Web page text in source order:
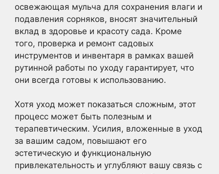
освежающая мульча для сохранения влаги и
подавления сорняков, вносят значительный
вклад в здоровье и красоту сада. Кроме
того, проверка и ремонт садовых
инструментов и инвентаря в рамках вашей
рутинной работы по уходу гарантирует, что
они всегда готовы к использованию.
Хотя уход может показаться сложным, этот
процесс может быть полезным и
терапевтическим. Усилия, вложенные в уход
за вашим садом, повышают его
эстетическую и функциональную
привлекательность и углубляют вашу связь с